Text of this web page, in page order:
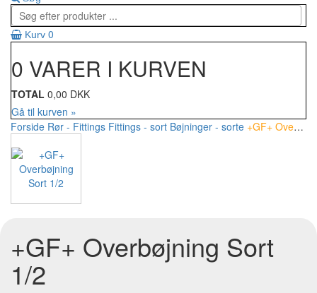
Kurv 0
0 VARER I KURVEN
TOTAL 0,00 DKK
Gå til kurven »
Forside Rør - Fittings Fittings - sort Bøjninger - sorte +GF+ Overbøjning Sort 1/2
+GF+ Overbøjning Sort
1/2